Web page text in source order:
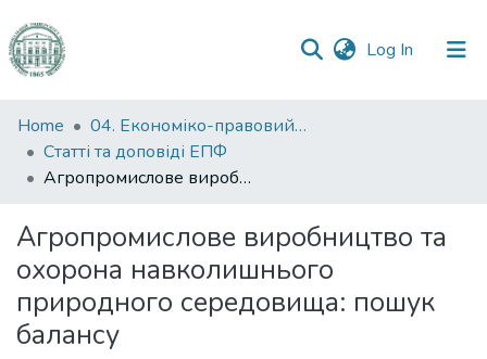
Log In (current)
Communities
&
Collections
Statistics
Home
04. Економіко-правовий факультет
Статті та доповіді ЕПФ
Агропромислове виробництво та охорона навколишнього природного середовища: пошук балансу
Агропромислове виробництво та
охорона навколишнього
природного середовища: пошук
балансу